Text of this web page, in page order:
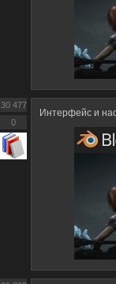
Интерфейс и
30 477
0